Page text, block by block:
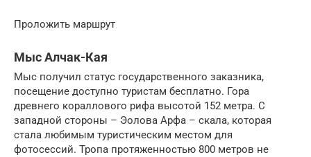
Проложить маршрут
Мыс Алчак-Кая
Мыс получил статус государственного заказника,
посещение доступно туристам бесплатно. Гора
древнего кораллового рифа высотой 152 метра. С
западной стороны – Эолова Арфа – скала, которая
стала любимым туристическим местом для
фотосессий. Тропа протяженностью 800 метров не